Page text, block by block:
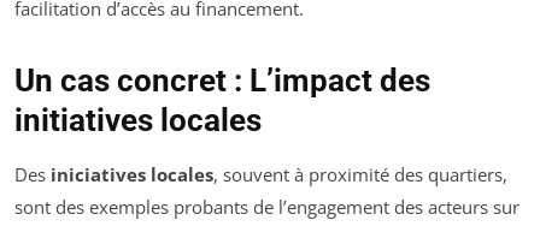
facilitation d’accès au financement.
Un cas concret : L’impact des
initiatives locales
Des iniciatives locales, souvent à proximité des quartiers,
sont des exemples probants de l’engagement des acteurs sur